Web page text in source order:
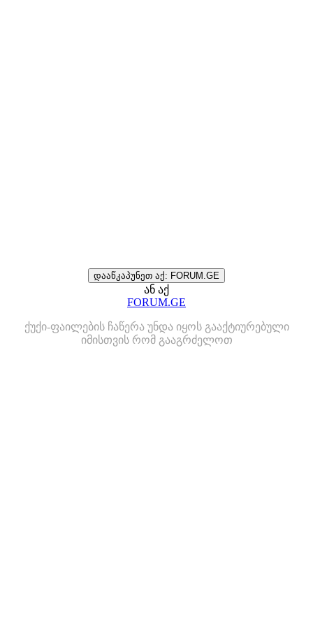
დააწკაპუნეთ აქ: FORUM.GE
ან აქ
FORUM.GE
ქუქი-ფაილების ჩაწერა უნდა იყოს გააქტიურებული
იმისთვის რომ გააგრძელოთ